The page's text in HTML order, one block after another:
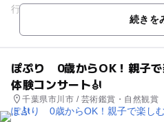
行きたい、子どもにも本物の音
続きを
ぽぷり 0歳からOK！親子で
体験コンサート🎻
千葉県市川市 / 芸術鑑賞・自然観賞